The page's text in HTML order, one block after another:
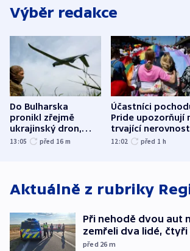
Výběr redakce
Do Bulharska
pronikl zřejmě
ukrajinský dron,
explodoval kilometr
13:05 před 16 m
Účastníci
Pride upozorňují
trvající
společenskou
12:02 před 1 h
Aktuálně z rubriky
Při nehodě dvou aut
zemřeli dva lidé,
před 26 m